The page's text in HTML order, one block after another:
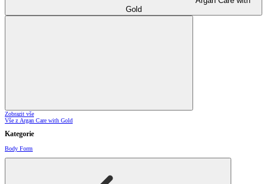
Gold
Zobrazit vše
Vše z Argan Care with Gold
Kategorie
Body Form